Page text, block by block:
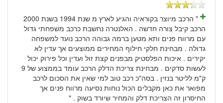
" הרכב מיוצר בקוראיה והגיע לארץ מ שנת 1994 בשנת 2000
הרכב קיבל צורה חדשה . האלנטרה נחשבת כרכב משפחתי גדול
עם מרווח פנים ותא מטען ברמה גבוהה הרכב נועד למשפחה
גדולה . מבחינת חלקי חילוף המחירים ממוצעים אך עדין לא
יקירים . איכות הפלסטיק מבפנים קצת זול ועדין וכל פירוק יכול
לעשות סדקים . מבחינת צריכת הדלק הרכב עומד בממצוע של 9
ק"מ לליטר בנזין . בסה"כ רכב טוב למי שאין את הסכום לרכב
מפואר את כאן מקבלים הכול נוחות נסיעה מרווח פנים אך
החיסרון זה הצריכת דלק והמחיר שיורד בשוק . "